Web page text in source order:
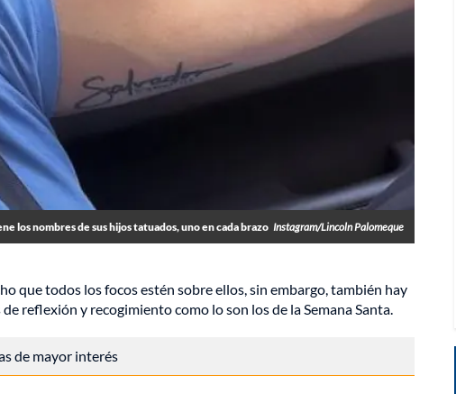
los nombres de sus hijos tatuados, uno en cada brazo Instagram/Lincoln Palomeque
que todos los focos estén sobre ellos, sin embargo, también hay
reflexión y recogimiento como lo son los de la Semana Santa.
de mayor interés